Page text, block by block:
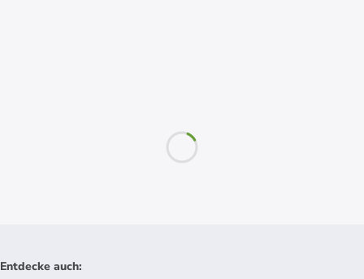
Entdecke auch: